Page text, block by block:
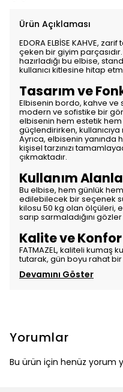
Ürün Açıklaması
EDORA ELBİSE KAHVE,
çeken bir giyim parçasıdır.
hazırladığı bu elbise,
kullanıcı kitlesine hitap
Tasarım ve
Elbisenin bordo, kahve ve
modern ve sofistike bir
elbisenin hem estetik
güçlendirirken, kullanıcıya
Ayrıca, elbisenin
kişisel tarzınızı
çıkmaktadır.
Kullanım
Bu elbise, hem günlük
edilebilecek bir seçenek
kilosu 50 kg olan ölçüleri,
sarıp sarmaladığını
Kalite ve Konfor
FATMAZEL, kaliteli kumaş
tutarak, gün boyu rahat
Devamını Göster
Yorumlar
Bu ürün için henüz yorum